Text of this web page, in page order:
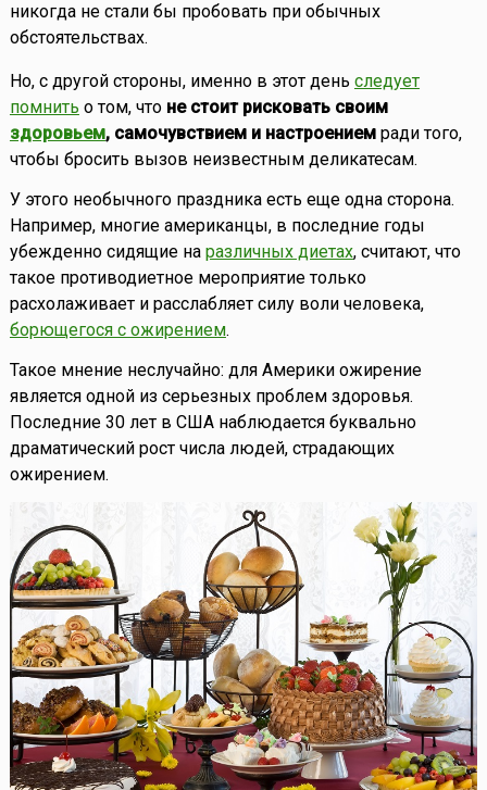
никогда не стали бы пробовать при обычных
обстоятельствах.
Но, с другой стороны, именно в этот день следует
помнить о том, что не стоит рисковать своим
здоровьем, самочувствием и настроениемради того,
чтобы бросить вызов неизвестным деликатесам.
У этого необычного праздника есть еще одна сторона.
Например, многие американцы, в последние годы
убежденно сидящие на различных диетах, считают, что
такое противодиетное мероприятие только
расхолаживает и расслабляет силу воли человека,
борющегося с ожирением.
Такое мнение неслучайно: для Америки ожирение
является одной из серьезных проблем здоровья.
Последние 30 лет в США наблюдается буквально
драматический рост числа людей, страдающих
ожирением.